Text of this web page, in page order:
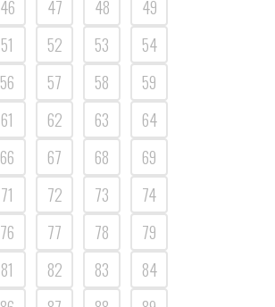
46 47 48
49
51 52 53
54
56 57 58
59
61 62 63
64
66 67 68
69
71 72 73
74
76 77 78
79
81 82 83
84